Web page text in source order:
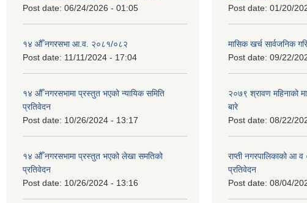
Post date: 06/24/2026 - 01:05
१४ औँ नगरसभा आ.व. २०८१/०८२
Post date: 11/11/2024 - 17:04
१४ औँ नगरसभामा प्रस्तुत भएको न्यायिक समिति
प्रतिवेदन
Post date: 10/26/2024 - 13:17
१४ औँ नगरसभामा प्रस्तुत भएको लेखा समतिको
प्रतिवेदन
Post date: 10/26/2024 - 13:16
Post date: 01/20/
मासिक खर्च सार्वजनिक
Post date: 09/22/
२०७९ श्रावण महिनाको
बारे
Post date: 08/22/
राप्ती नगरपालिकाको आ
प्रतिवेदन
Post date: 08/04/